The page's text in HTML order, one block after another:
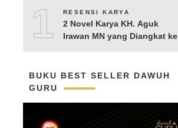
KH. Hasyim Asy’ari karya KH.
Aguk Irawan MN
10RESENSI KARYA
2 Novel Karya KH. Aguk
Irawan MN yang Diangkat ke
BUKU BEST SELLER DAWUH
GURU